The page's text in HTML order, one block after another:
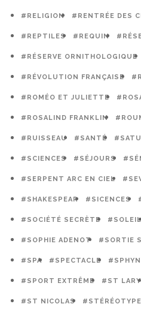
#RELIGION #RENTRÉE DES
#REPTILES #REQUIN
#RÉSERVE ORNITHOLOGIQUE
#RÉVOLUTION FRANÇAISE
#ROMÉO ET JULIETTE
#ROSALIND FRANKLIN
#RUISSEAU #SANTÉ
#SCIENCES #SÉJOURS
#SERPENT ARC EN CIEL
#SHAKESPEAR #SICENCES
#SOCIÉTÉ SECRÈTE #SOLEIL
#SOPHIE ADENOT #SORTIE
#SPA #SPECTACLE
#SPORT EXTRÊME #ST LARY
#ST NICOLAS